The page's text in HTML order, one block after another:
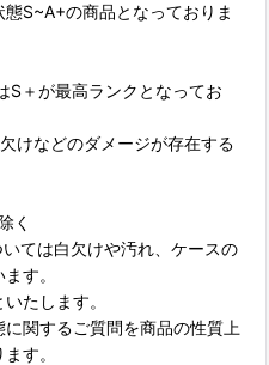
S~A+の商品となっておりま
S＋が最高ランクとなってお
けなどのダメージが存在する
く
ては白欠けや汚れ、ケースの
す。
たします。
関するご質問を商品の性質上
す。